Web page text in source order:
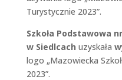
Turystycznie 2023”.
Szkoła Podstawowa
w Siedlcach uzyskała
logo „Mazowiecka
2023”.